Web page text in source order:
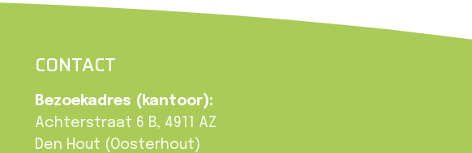
CONTACT
Bezoekadres (kantoor):
Achterstraat 6 B, 4911 AZ
Den Hout (Oosterhout)